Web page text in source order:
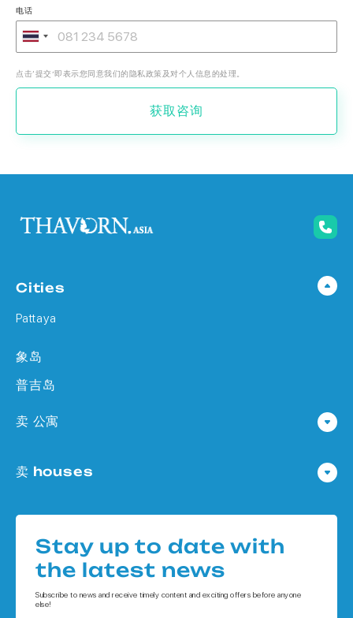
电话
点击‘提交’即表示您同意我们的隐私政策及对个人信息的处理。
获取咨询
Cities
Pattaya
象岛
普吉岛
卖 公寓
公寓 在
公寓 在 普吉岛
卖 houses
Houses 在 象岛
Stay up to date with
the latest news
Subscribe to news and receive timely content and exciting offers before anyone
else!